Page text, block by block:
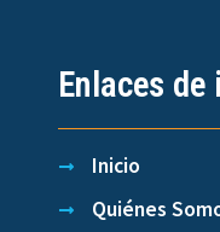
Enlaces de
Inicio
Quiénes